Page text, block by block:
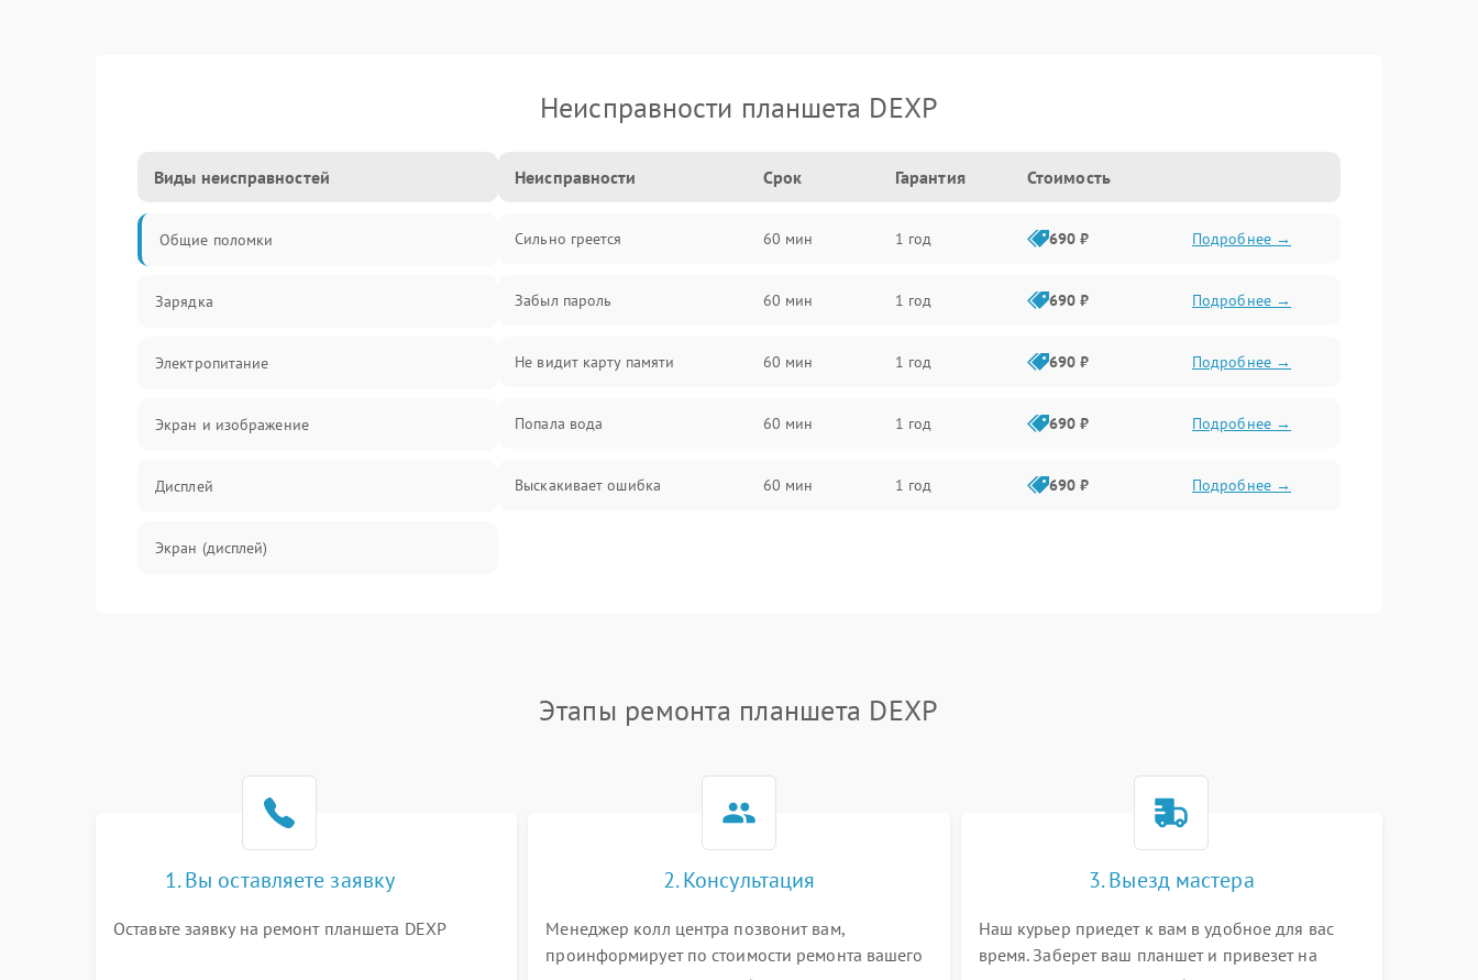
Неисправности планшета DEXP
Виды неисправностей
Общие поломки
Зарядка
Электропитание
Экран и изображение
Дисплей
Экран (дисплей)
Влага и механические повреждения
Сеть и интернет
Неисправности Срок Гарантия Стоимость
Сильно греется 60 мин 1 год 690 ₽ Подробнее →
Забыл пароль 60 мин 1 год 690 ₽ Подробнее →
Не видит карту памяти 60 мин 1 год 690 ₽ Подробнее →
Попала вода 60 мин 1 год 690 ₽ Подробнее →
Выскакивает ошибка 60 мин 1 год 690 ₽ Подробнее →
Этапы ремонта планшета DEXP
1. Вы оставляете заявку
Оставьте заявку на ремонт планшета DEXP
2. Консультация
Менеджер колл центра позвонит вам,
проинформирует по стоимости ремонта вашего
3. Выезд мастера
Наш курьер приедет к вам в удобное для вас
время. Заберет ваш планшет и привезет на